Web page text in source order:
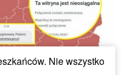
Nie wszystko